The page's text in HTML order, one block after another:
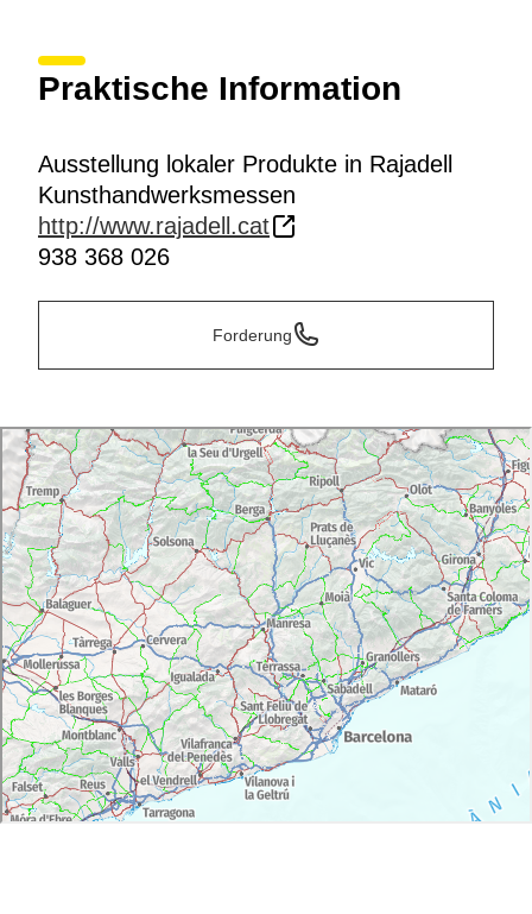
Praktische Information
Ausstellung lokaler Produkte in Rajadell
Kunsthandwerksmessen
http://www.rajadell.cat
938 368 026
Forderung